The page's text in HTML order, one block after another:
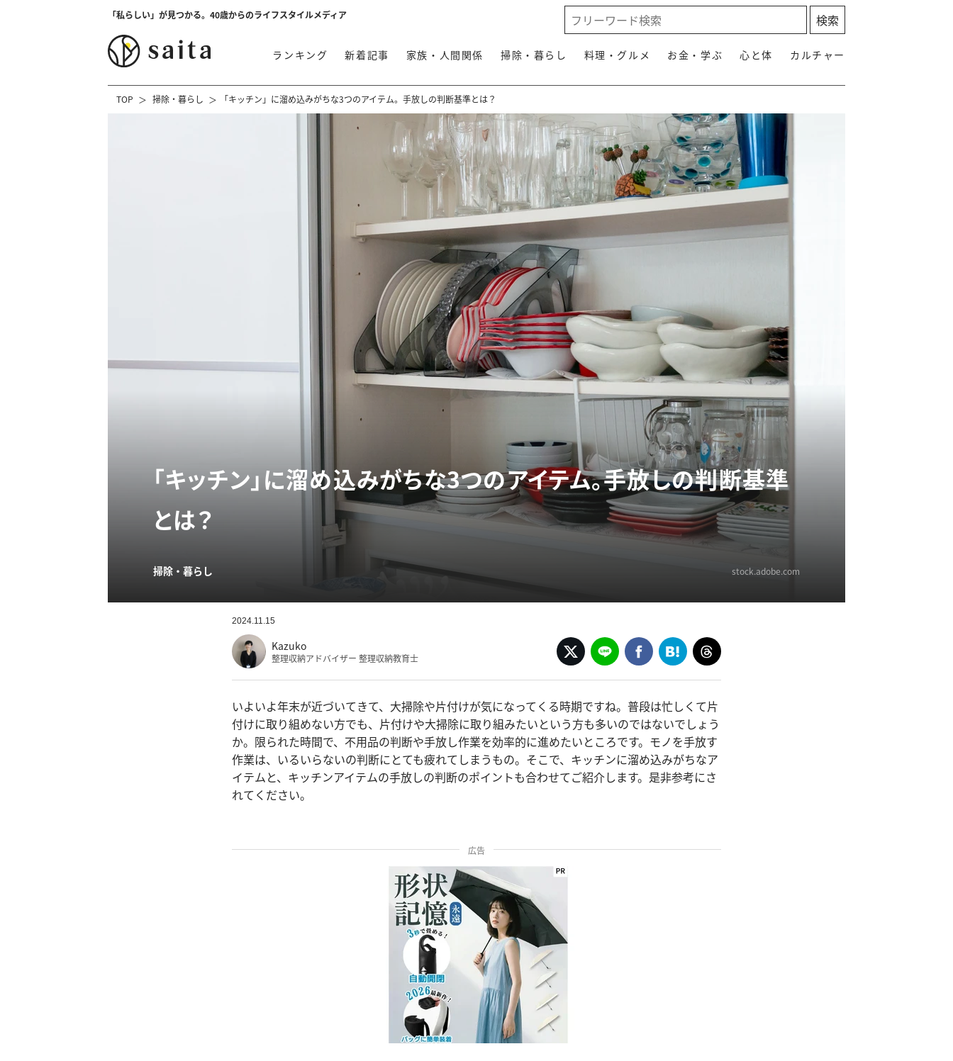
「私らしい」が見つかる。40歳からのライフスタイルメディア
ランキング 新着記事 家族・人間関係 掃除・暮らし 料理・グルメ お金・学ぶ 心と体 カルチャー
TOP 掃除・暮らし 「キッチン」に溜め込みがちな3つのアイテム。手放しの判断基準とは？
「キッチン」に溜め込みがちな3つのアイテム。手放しの判断基準
とは？
掃除・暮らし stock.adobe.com
2024.11.15
Kazuko
整理収納アドバイザー 整理収納教育士
いよいよ年末が近づいてきて、大掃除や片付けが気になってくる時期ですね。普段は忙しくて片
付けに取り組めない方でも、片付けや大掃除に取り組みたいという方も多いのではないでしょう
か。限られた時間で、不用品の判断や手放し作業を効率的に進めたいところです。モノを手放す
作業は、いるいらないの判断にとても疲れてしまうもの。そこで、キッチンに溜め込みがちなア
イテムと、キッチンアイテムの手放しの判断のポイントも合わせてご紹介します。是非参考にさ
れてください。
広告